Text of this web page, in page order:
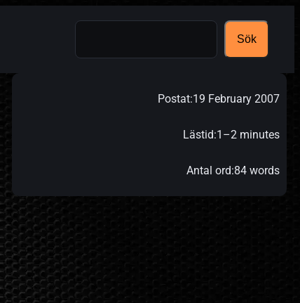
Search
Sök
Postat:19 February 2007
Lästid:1–2 minutes
Antal ord:84 words